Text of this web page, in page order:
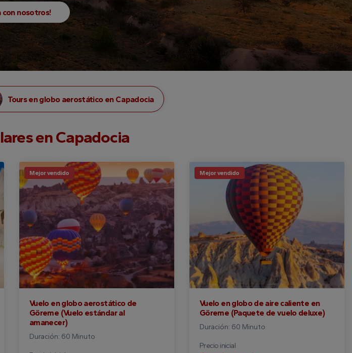
con nosotros!
Tours en globo aerostático en Capadocia
en Capadocia
Mejor vendido
Vuelo en globo aerostático de
Göreme (Vuelo estándar al
amanecer)
Duración: 60 Minuto
Mejor vendido
Vuelo en globo de aire caliente en
Göreme (Paquete de vuelo deluxe)
Duración: 60 Minuto
Precio inicial